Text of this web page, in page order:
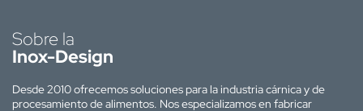
Sobre la
Inox-Design
Desde 2010 ofrecemos soluciones para la industria cárnica y de
procesamiento de alimentos. Nos especializamos en fabricar